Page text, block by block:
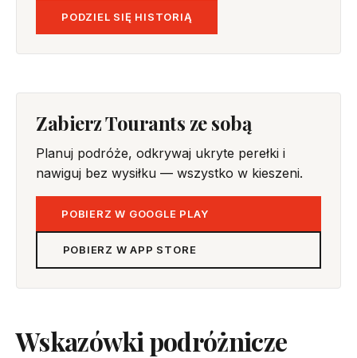
PODZIEL SIĘ HISTORIĄ
Zabierz Tourants ze sobą
Planuj podróże, odkrywaj ukryte perełki i
nawiguj bez wysiłku — wszystko w kieszeni.
POBIERZ W GOOGLE PLAY
POBIERZ W APP STORE
Wskazówki podróżnicze